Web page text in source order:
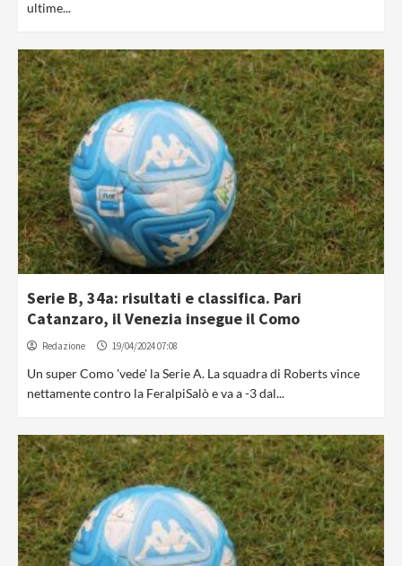
ultime...
Serie B, 34a: risultati e classifica. Pari
Catanzaro, il Venezia insegue il Como
Redazione 19/04/2024 07:08
Un super Como 'vede' la Serie A. La squadra di Roberts vince
nettamente contro la FeralpiSalò e va a -3 dal...